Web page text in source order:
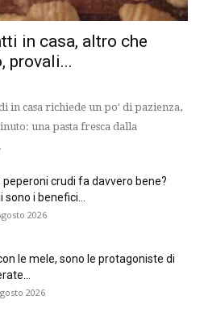
in casa, altro che
provali...
in casa richiede un po' di pazienza,
una pasta fresca dalla
peperoni crudi fa davvero bene?
sono i benefici...
2026
le mele, sono le protagoniste di
2026